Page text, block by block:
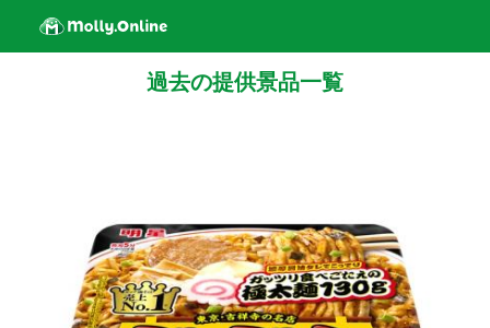
過去の提供景品一覧